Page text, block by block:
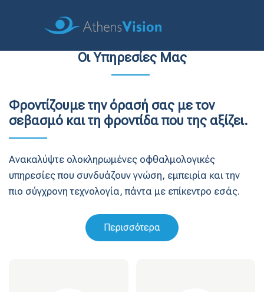
Οι Υπηρεσίες Μας
Φροντίζουμε την όρασή σας με τον
σεβασμό και τη φροντίδα που της αξίζει.
Ανακαλύψτε ολοκληρωμένες οφθαλμολογικές
υπηρεσίες που συνδυάζουν γνώση, εμπειρία και την
πιο σύγχρονη τεχνολογία, πάντα με επίκεντρο εσάς.
Περισσότερα